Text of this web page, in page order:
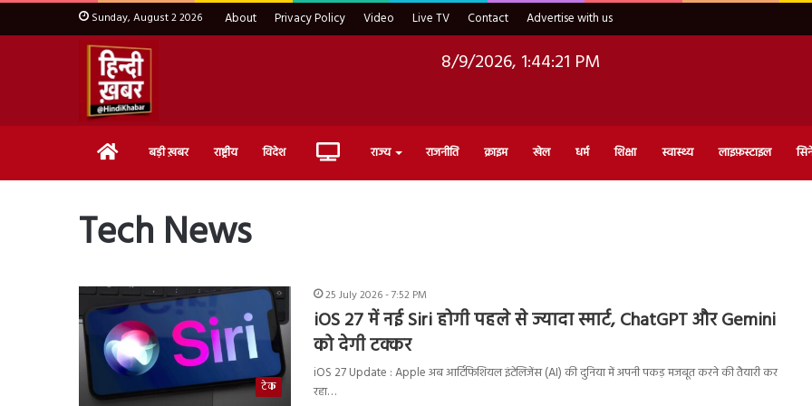
Sunday, August 2 2026 About Privacy Policy Video Live TV Contact Advertise with us
8/9/2026, 1:44:23 PM
Home बड़ी ख़बर राष्ट्रीय विदेश Live राज्य राजनीति क्राइम खेल धर्म शिक्षा स्वास्थ्य लाइफ़स्टाइल
Tech News
टेक
25 July 2026 - 7:52 PM
iOS 27 में नई Siri होगी पहले से ज्यादा स्मार्ट, ChatGPT और Gemini
को देगी टक्कर
iOS 27 Update : Apple अब आर्टिफिशियल इंटेलिजेंस (AI) की दुनिया में अपनी पकड़ मजबूत करने की तैयारी कर
रहा…